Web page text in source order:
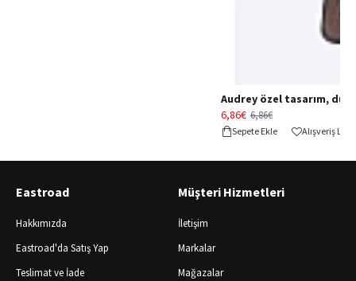
Audrey özel tasarım,
6,86€ 6,86€
Sepete Ekle Alışveriş
Eastroad
Hakkımızda
Eastroad'da Satış Yap
Teslimat ve İade
Müşteri Hizmetleri
İletişim
Markalar
Mağazalar